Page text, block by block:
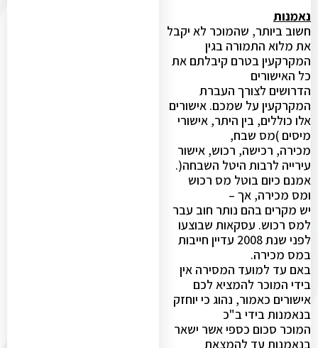
נאמנות
חשוב ביותר, שהמוכר לא יקבל
את מלוא התמורה בגין
המקרקעין בטרם קיבלתם את
כל האישורים
הדרושים לצורך העברת
המקרקעין על שמכם. אישורים
אלו כוללים, בין היתר, אישורי
מיסים )מס שבח,
מכירה, רכישה, רכוש, אישור
עירייה לרבות היטל השבחה(.
אמנם כיום בוטל מס רכוש
ומס מכירה, אך –
יש מקרים בהם נותר חוב עבר
למס רכוש. עסקאות שבוצעו
לפני שנת 2008 עדיין חייבות
במס מכירה.
באם עד למועד המסירה אין
בידי המוכר להמציא לכם
אישורים כאמור, נהוג כי יוחזק
בנאמנות בידי ב"כ
המוכר סכום כספי אשר ישאר
בנאמנות עד להמצאת